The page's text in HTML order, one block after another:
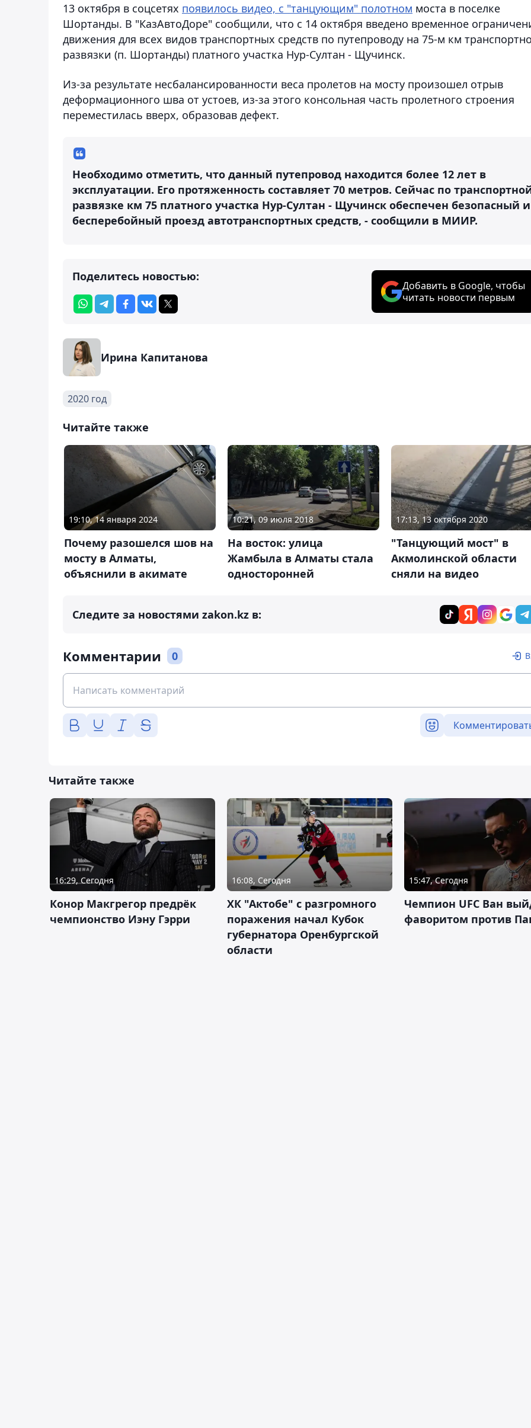
13 октября в соцсетях появилось видео, с "танцующим" полотном моста в поселке
Шортанды. В "КазАвтоДоре" сообщили, что с 14 октября введено временное
движения для всех видов транспортных средств по путепроводу на 75-м км
развязки (п. Шортанды) платного участка Нур-Султан - Щучинск.
Из-за результате несбалансированности веса пролетов на мосту произошел отрыв
деформационного шва от устоев, из-за этого консольная часть пролетного строения
переместилась вверх, образовав дефект.
Необходимо отметить, что данный путепровод находится более 12 лет в
эксплуатации. Его протяженность составляет 70 метров. Сейчас по
развязке км 75 платного участка Нур-Султан - Щучинск обеспечен безопасный и
бесперебойный проезд автотранспортных средств, - сообщили в МИИР.
Поделитесь новостью:
Добавить в Google, чтобы
читать новости первым
Ирина Капитанова
2020 год
Читайте также
19:10, 14 января 2024
Почему разошелся шов на
мосту в Алматы,
объяснили в акимате
10:21, 09 июля 2018
На восток: улица
Жамбыла в Алматы стала
односторонней
17:13, 13 октября 2020
"Танцующий мост" в
Акмолинской области
сняли на видео
Следите за новостями zakon.kz в:
Комментарии 0
Читайте также
16:29, Сегодня
Конор Макгрегор предрёк
чемпионство Иэну Гэрри
16:08, Сегодня
ХК "Актобе" с разгромного
поражения начал Кубок
губернатора Оренбургской
области
15:47, Сегодня
Чемпион UFC Ван
фаворитом против